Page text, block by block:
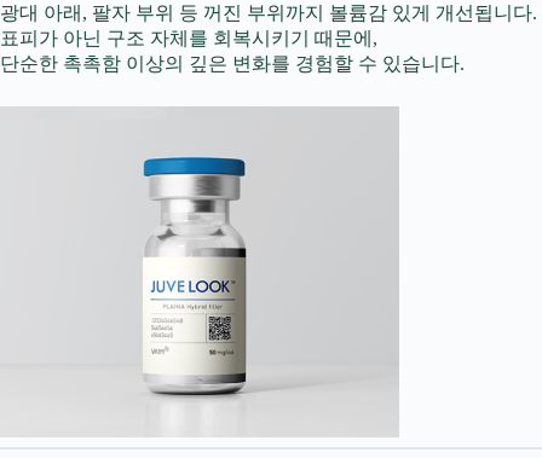
광대 아래, 팔자 부위 등 꺼진 부위까지 볼륨감 있게 개선됩니다.
표피가 아닌 구조 자체를 회복시키기 때문에,
단순한 촉촉함 이상의 깊은 변화를 경험할 수 있습니다.